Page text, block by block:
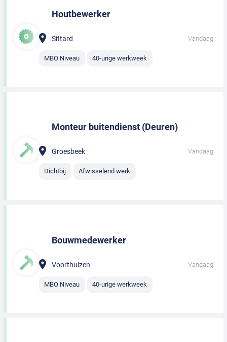
Houtbewerker
Sittard Vandaag
MBO Niveau 40-urige werkweek
Monteur buitendienst (Deuren)
Groesbeek Vandaag
Dichtbij Afwisselend werk
Bouwmedewerker
Voorthuizen Vandaag
MBO Niveau 40-urige werkweek